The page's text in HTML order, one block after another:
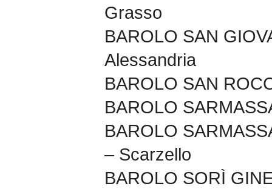
Grasso
BAROLO SAN
Alessandria
BAROLO SAN
BAROLO
BAROLO
– Scarzello
BAROLO SORÌ